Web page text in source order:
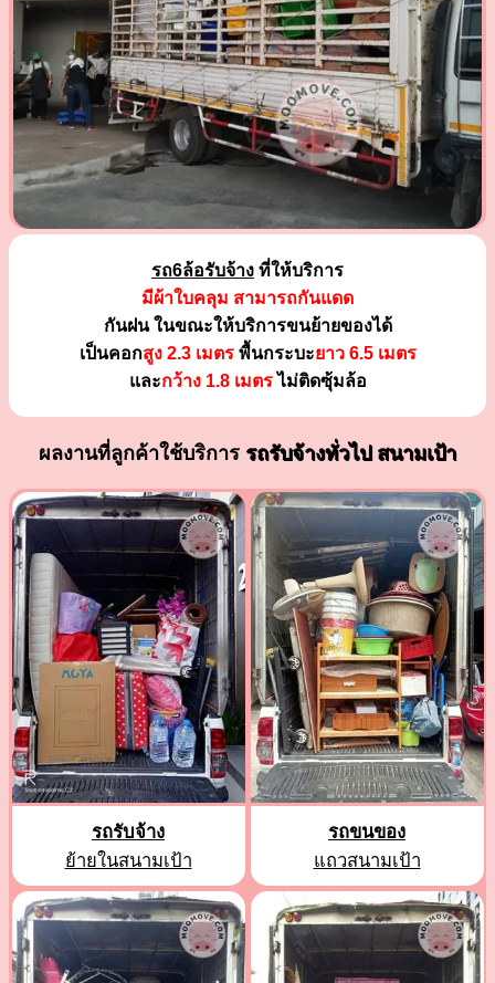
รถ6ล้อรับจ้าง ที่ให้บริการ
มีผ้าใบคลุม สามารถกันแดด
กันฝน ในขณะให้บริการขนย้ายของได้
เป็นคอกสูง 2.3 เมตรพื้นกระบะยาว 6.5 เมตร
และกว้าง 1.8 เมตรไม่ติดซุ้มล้อ
ผลงานที่ลูกค้าใช้บริการ รถรับจ้างทั่วไป สนามเป้า
รถรับจ้าง
ย้ายในสนามเป้า
รถขนของ
แถวสนามเป้า